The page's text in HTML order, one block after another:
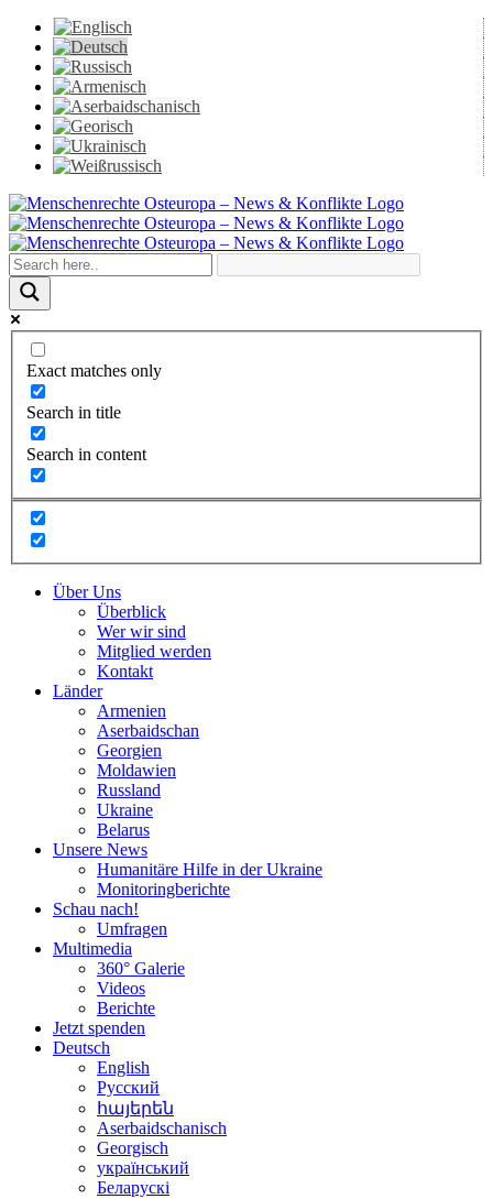
Skip
content
Facebook
X
YouTube
Instagram
Email
Exact matches only
Search in title
Search in content
Über Uns
Überblick
Wer wir sind
Mitglied werden
Kontakt
Länder
Armenien
Aserbaidschan
Georgien
Moldawien
Russland
Ukraine
Belarus
Unsere News
Humanitäre Hilfe in der Ukraine
Monitoringberichte
Schau nach!
Umfragen
Multimedia
360° Galerie
Videos
Berichte
Jetzt spenden
Deutsch
English
Русский
հայերեն
Aserbaidschanisch
Georgisch
український
Беларускі